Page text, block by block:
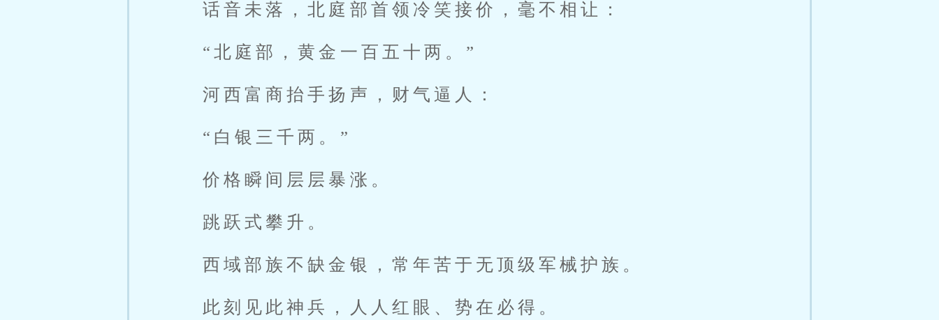
话音未落，北庭部首领冷笑接价，毫不相让：
“北庭部，黄金一百五十两。”
河西富商抬手扬声，财气逼人：
“白银三千两。”
价格瞬间层层暴涨。
跳跃式攀升。
西域部族不缺金银，常年苦于无顶级军械护族。
此刻见此神兵，人人红眼、势在必得。